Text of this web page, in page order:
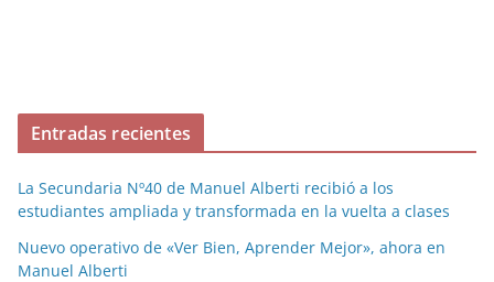
Entradas recientes
La Secundaria Nº40 de Manuel Alberti recibió a los
estudiantes ampliada y transformada en la vuelta a clases
Nuevo operativo de «Ver Bien, Aprender Mejor», ahora en
Manuel Alberti